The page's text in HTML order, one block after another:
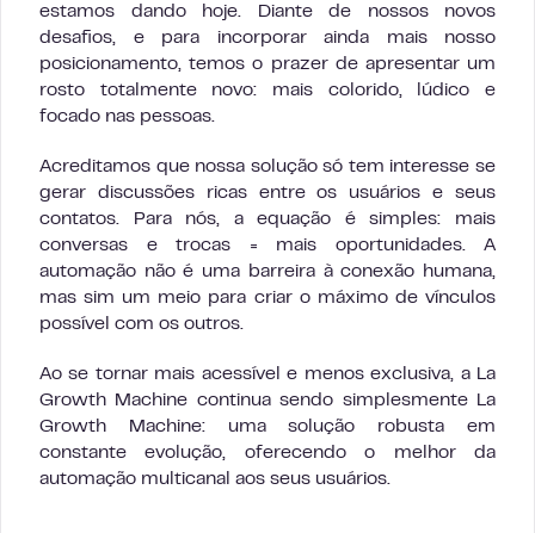
estamos dando hoje. Diante de nossos novos
desafios, e para incorporar ainda mais nosso
posicionamento, temos o prazer de apresentar um
rosto totalmente novo: mais colorido, lúdico e
focado nas pessoas.
Acreditamos que nossa solução só tem interesse se
gerar discussões ricas entre os usuários e seus
contatos. Para nós, a equação é simples: mais
conversas e trocas = mais oportunidades. A
automação não é uma barreira à conexão humana,
mas sim um meio para criar o máximo de vínculos
possível com os outros.
Ao se tornar mais acessível e menos exclusiva, a La
Growth Machine continua sendo simplesmente La
Growth Machine: uma solução robusta em
constante evolução, oferecendo o melhor da
automação multicanal aos seus usuários.